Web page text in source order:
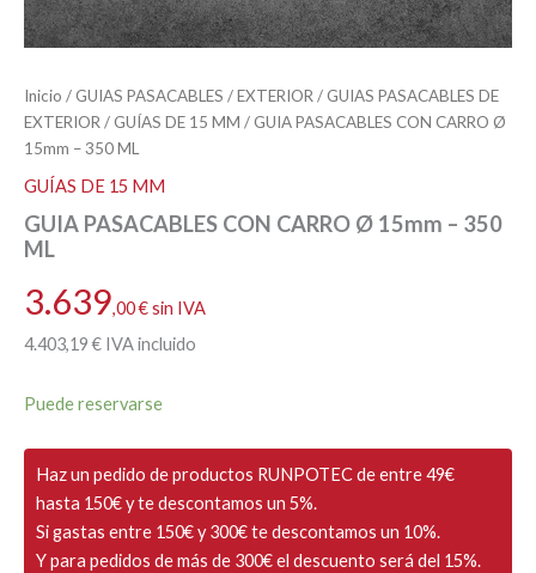
Inicio / GUIAS PASACABLES /EXTERIOR / GUIAS PASACABLES DE
EXTERIOR / GUÍAS DE 15 MM / GUIA PASACABLES CON CARRO Ø
15mm – 350 ML
GUÍAS DE 15 MM
GUIA PASACABLES CON CARRO Ø 15mm – 350
ML
3.639,00€sin IVA
4.403,19 € IVA incluido
Puede reservarse
Haz un pedido de productos RUNPOTEC de entre 49€
hasta 150€ y te descontamos un 5%.
Si gastas entre 150€ y 300€ te descontamos un 10%.
Y para pedidos de más de 300€ el descuento será del 15%.